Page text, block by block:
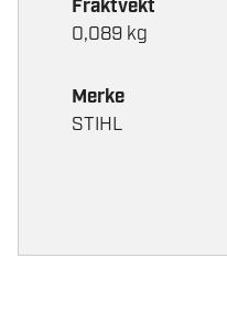
Fraktvekt
0,089 kg
Merke
STIHL